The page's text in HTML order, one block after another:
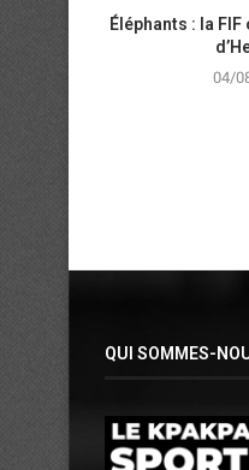
Éléphants : la
04/
QUI SOMMES-